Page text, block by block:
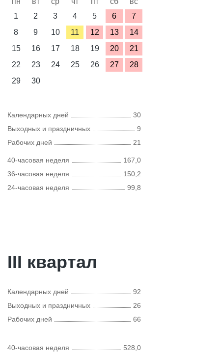
1
2 3 4 5 6
7
8
9 10 11 12 13
14
15
16 17 18 19 20
21
22
23 24 25 26 27
28
29
30
Календарных дней
30
Выходных и праздничных
9
Рабочих дней
21
40-часовая неделя
167,0
36-часовая неделя
150,2
24-часовая неделя
99,8
III квартал
Календарных дней
92
Выходных и праздничных
26
Рабочих дней
66
40-часовая неделя 528,0